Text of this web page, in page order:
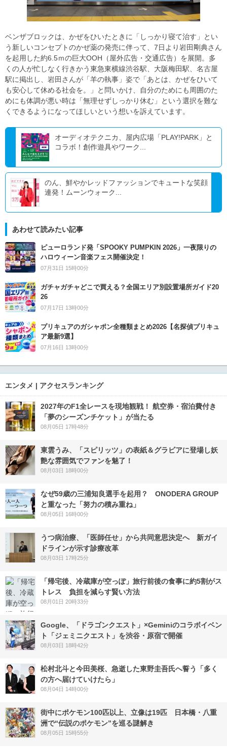
ベンザブロックは、かぜをひいたときに「しっかり寝て治す」とい
う新しいコンセプトのかぜ薬の発売に伴って、7日より岩田剛典さん
を起用した約6.5ｍの巨大OOH（屋外広告・交通広告）を展開。多
くの人が忙しなく行きかう東急東横線渋谷駅、大阪梅田駅、名古屋
駅に掲出し、岩田さんが「羊の執事」姿で「あとは、かぜをひいて
も安心して休める社会を。」と問いかけ、自分のためにも周囲のた
めにも体調が悪い時は「無理せずしっかり休む」という選択を難な
くできるようになってほしいという想いを訴えています。
オーディオテクニカ、屋内広場「PLAY!PARK」と
コラボ！創作遊具やワーク...
のん、鮮やかレッドファッションでキュートな笑顔
連発！ムーンウォーク...
あわせて読みたい記事
ピューロランド発「SPOOKY PUMPKIN 2026」一夜限りの
ハロウィーン音楽フェス開催決定！
07月31日 15時00分
ガチャガチャどこで買える？全国エリア別設置場所ガイド20
26
07月17日 13時00分
プリキュアのガシャポン全種類まとめ2026【名探偵プリキュ
ア最新9選】
07月16日 13時00分
エンタメ | アクセスランキング
2027年のF1全レースを現地観戦！ 航空券・宿泊費付き
「夢のシーズンチケット」が当たる
08月05日 17時48分
東雲うみ、「スピリッツ」の表紙＆グラビアに登場し妖
艶な雰囲気でファンを魅了！
08月03日 18時00分
なぜ59歳の三浦知良選手を起用？ ONODERA GROUP
と重なった「努力の積み重ね」
08月05日 16時00分
うつ病治療、「医師任せ」から共同意思決定へ 新ガイ
ドラインが示す診療改革
08月03日 17時25分
「帰宅後、冷蔵庫が空っぽ」旅行前後の食事に約5割がス
トレス 負担を減らす賢い方法
08月01日 20時33分
Google、「ドラゴンクエスト」×Geminiのコラボイベン
ト「ジェミニクエスト」を渋谷・原宿で開催
08月03日 18時42分
松村北斗と今田美桜、急逝した東野圭吾氏へ誓う「多く
の方へ届けていけたら」
08月04日 14時00分
街中にポケモン100匹以上、立像は19匹 日本橋・八重
洲で“伝説のポケモン”を巡る謎解き
08月05日 15時55分